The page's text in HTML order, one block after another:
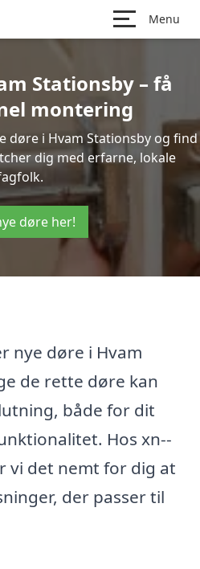
Menu
Stationsby – få
montering
døre i Hvam Stationsby og find
dig med erfarne, lokale
døre her!
nye døre i Hvam
de rette døre kan
både for dit
Hos xn--
vi det nemt for dig at
der passer til